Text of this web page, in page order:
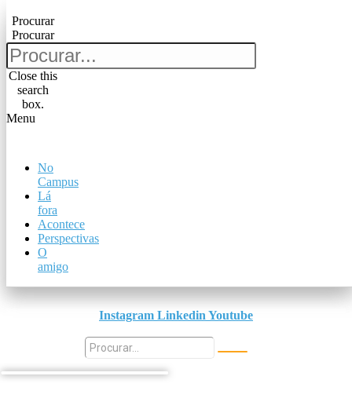
Procurar
Procurar
Close this
search
box.
Menu
No
Campus
Lá
fora
Acontece
Perspectivas
O
amigo
Procurar
Procurar
Close this
search
box.
No
Campus
Lá
fora
Acontece
Perspectivas
O
amigo
Instagram Linkedin Youtube